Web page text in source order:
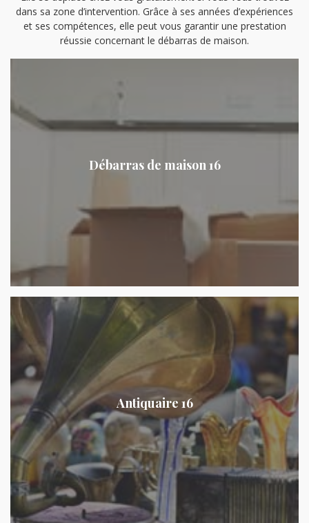
dans sa zone d’intervention. Grâce à ses années d’expériences
et ses compétences, elle peut vous garantir une prestation
réussie concernant le débarras de maison.
Débarras de maison 16
Antiquaire 16